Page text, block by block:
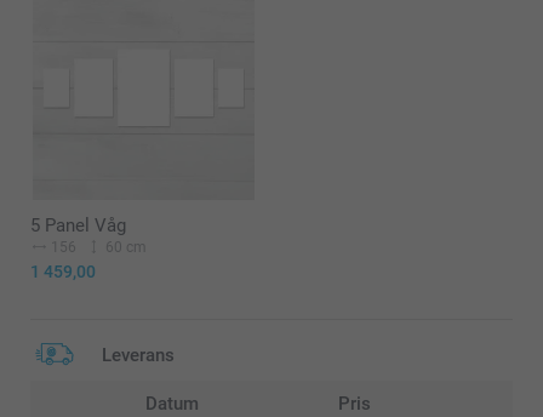
5 Panel Våg
156 60 cm
1 459,00
Leverans
Datum Pris